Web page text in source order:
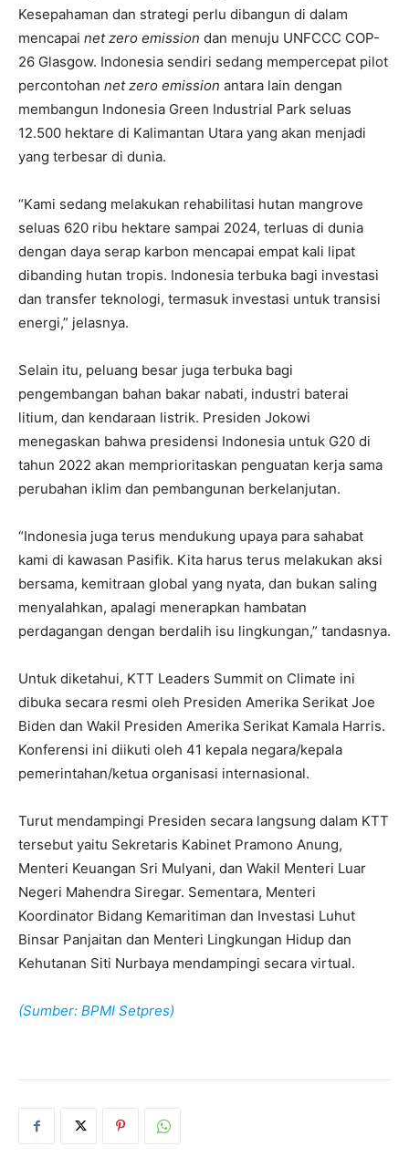
Kesepahaman dan strategi perlu dibangun di dalam
mencapai net zero emission dan menuju UNFCCC COP-
26 Glasgow. Indonesia sendiri sedang mempercepat pilot
percontohan net zero emission antara lain dengan
membangun Indonesia Green Industrial Park seluas
12.500 hektare di Kalimantan Utara yang akan menjadi
yang terbesar di dunia.
“Kami sedang melakukan rehabilitasi hutan mangrove
seluas 620 ribu hektare sampai 2024, terluas di dunia
dengan daya serap karbon mencapai empat kali lipat
dibanding hutan tropis. Indonesia terbuka bagi investasi
dan transfer teknologi, termasuk investasi untuk transisi
energi,” jelasnya.
Selain itu, peluang besar juga terbuka bagi
pengembangan bahan bakar nabati, industri baterai
litium, dan kendaraan listrik. Presiden Jokowi
menegaskan bahwa presidensi Indonesia untuk G20 di
tahun 2022 akan memprioritaskan penguatan kerja sama
perubahan iklim dan pembangunan berkelanjutan.
“Indonesia juga terus mendukung upaya para sahabat
kami di kawasan Pasifik. Kita harus terus melakukan aksi
bersama, kemitraan global yang nyata, dan bukan saling
menyalahkan, apalagi menerapkan hambatan
perdagangan dengan berdalih isu lingkungan,” tandasnya.
Untuk diketahui, KTT Leaders Summit on Climate ini
dibuka secara resmi oleh Presiden Amerika Serikat Joe
Biden dan Wakil Presiden Amerika Serikat Kamala Harris.
Konferensi ini diikuti oleh 41 kepala negara/kepala
pemerintahan/ketua organisasi internasional.
Turut mendampingi Presiden secara langsung dalam KTT
tersebut yaitu Sekretaris Kabinet Pramono Anung,
Menteri Keuangan Sri Mulyani, dan Wakil Menteri Luar
Negeri Mahendra Siregar. Sementara, Menteri
Koordinator Bidang Kemaritiman dan Investasi Luhut
Binsar Panjaitan dan Menteri Lingkungan Hidup dan
Kehutanan Siti Nurbaya mendampingi secara virtual.
(Sumber: BPMI Setpres)